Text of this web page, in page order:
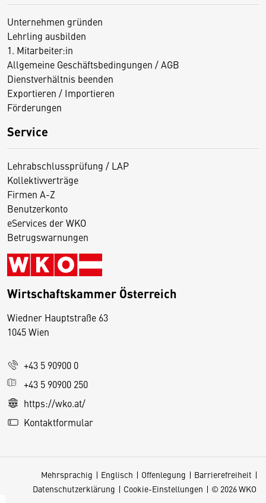
Unternehmen gründen
Lehrling ausbilden
1. Mitarbeiter:in
Allgemeine Geschäftsbedingungen / AGB
Dienstverhältnis beenden
Exportieren / Importieren
Förderungen
Service
Lehrabschlussprüfung / LAP
Kollektivverträge
Firmen A-Z
Benutzerkonto
eServices der WKO
Betrugswarnungen
Wirtschaftskammer Österreich
Wiedner Hauptstraße 63
1045 Wien
+43 5 90900 0
+43 5 90900 250
https://wko.at/
Kontaktformular
Mehrsprachig Englisch Offenlegung
Barrierefreiheit
Datenschutzerklärung
Cookie-Einstellungen © 2026 WKO
D
s
e
S
e